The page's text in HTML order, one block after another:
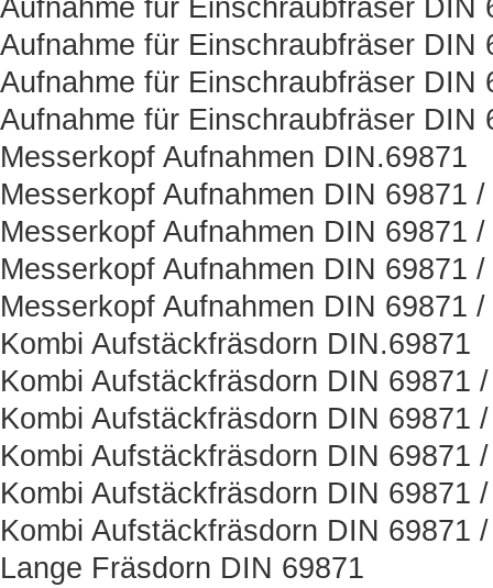
Aufnahme für Einschraubfräser DIN
Aufnahme für Einschraubfräser DIN
Aufnahme für Einschraubfräser DIN
Aufnahme für Einschraubfräser DIN
Messerkopf Aufnahmen DIN.69871
Messerkopf Aufnahmen DIN 69871
Messerkopf Aufnahmen DIN 69871
Messerkopf Aufnahmen DIN 69871
Messerkopf Aufnahmen DIN 69871
Kombi Aufstäckfräsdorn DIN.69871
Kombi Aufstäckfräsdorn DIN 69871
Kombi Aufstäckfräsdorn DIN 69871
Kombi Aufstäckfräsdorn DIN 69871
Kombi Aufstäckfräsdorn DIN 69871
Kombi Aufstäckfräsdorn DIN 69871
Lange Fräsdorn DIN 69871